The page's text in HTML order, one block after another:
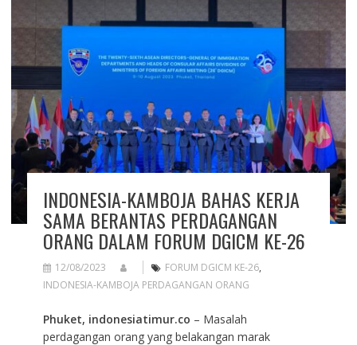
INDONESIA-KAMBOJA BAHAS KERJA
SAMA BERANTAS PERDAGANGAN
ORANG DALAM FORUM DGICM KE-26
12/08/2023 FORUM DGICM KE-26,
INDONESIA-KAMBOJA PERDAGANGAN ORANG
Phuket, indonesiatimur.co – Masalah
perdagangan orang yang belakangan marak